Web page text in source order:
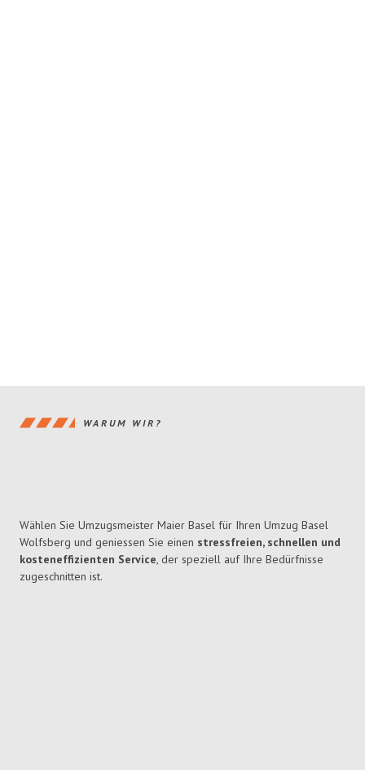
WARUM WIR?
Wählen Sie Umzugsmeister Maier Basel für Ihren Umzug Basel
Wolfsberg und geniessen Sie einen stressfreien, schnellen und
kosteneffizienten Service, der speziell auf Ihre Bedürfnisse
zugeschnitten ist.